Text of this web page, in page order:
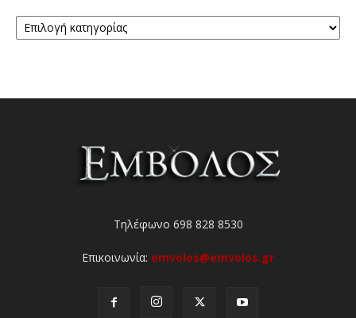
Κατηγορίες
Τηλέφωνο 698 828 8530
Επικοινωνία: emvolos@emvolos.gr